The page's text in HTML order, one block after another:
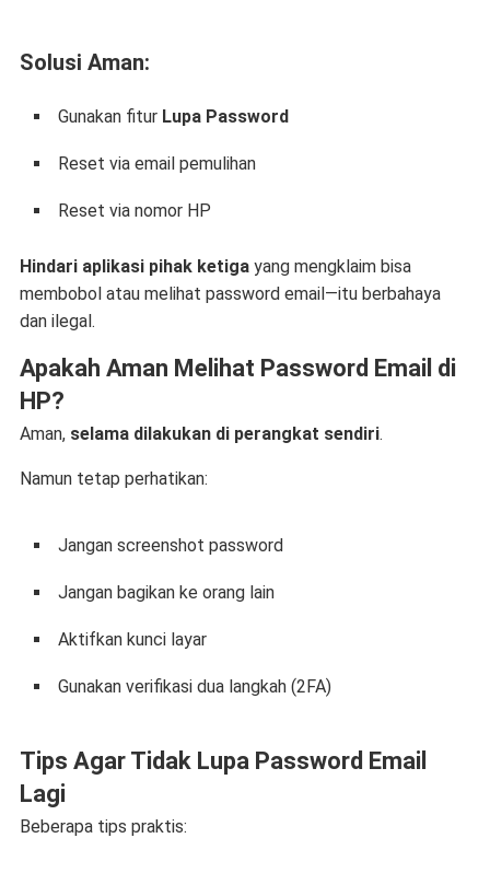
Solusi Aman:
Gunakan fitur Lupa Password
Reset via email pemulihan
Reset via nomor HP
Hindari aplikasi pihak ketigayang mengklaim bisa
membobol atau melihat password email—itu berbahaya
dan ilegal.
Apakah Aman Melihat Password Email di
HP?
Aman, selama dilakukan di perangkat sendiri.
Namun tetap perhatikan:
Jangan screenshot password
Jangan bagikan ke orang lain
Aktifkan kunci layar
Gunakan verifikasi dua langkah (2FA)
Tips Agar Tidak Lupa Password Email
Lagi
Beberapa tips praktis: